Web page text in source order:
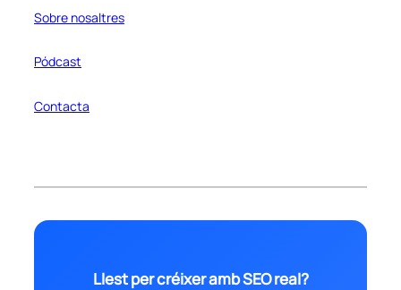
Sobre nosaltres
Pódcast
Contacta
Llest per créixer amb SEO real?